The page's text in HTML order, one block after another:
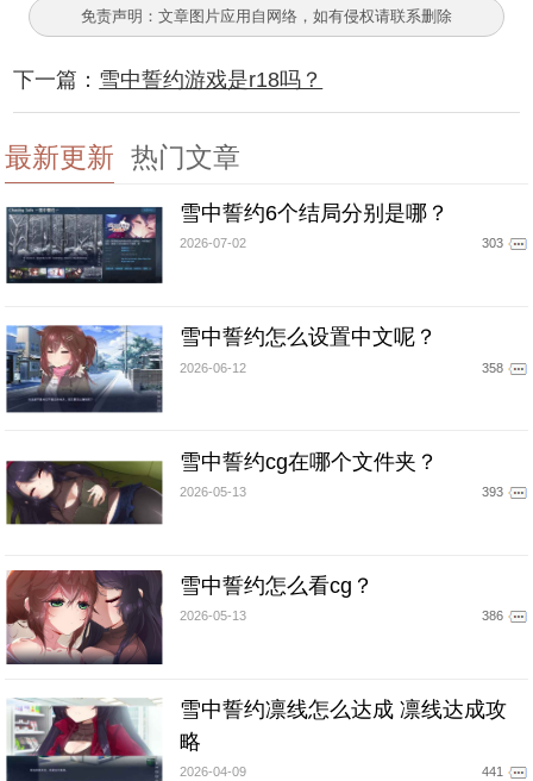
免责声明：文章图片应用自网络，如有侵权请联系删除
下一篇： 雪中誓约游戏是r18吗？
最新更新 热门文章
雪中誓约6个结局分别是哪？
2026-07-02 303
雪中誓约怎么设置中文呢？
2026-06-12 358
雪中誓约cg在哪个文件夹？
2026-05-13 393
雪中誓约怎么看cg？
2026-05-13 386
雪中誓约凛线怎么达成 凛线达成攻
略
2026-04-09 441